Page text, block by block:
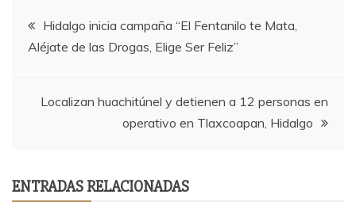
Navegación
de
entradas
Hidalgo inicia campaña “El Fentanilo te Mata,
Aléjate de las Drogas, Elige Ser Feliz”
Localizan huachitúnel y detienen a 12 personas en
operativo en Tlaxcoapan, Hidalgo
ENTRADAS RELACIONADAS